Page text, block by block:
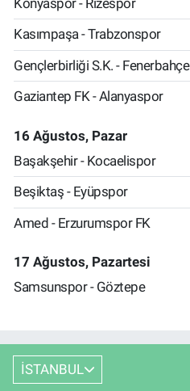
Kasımpaşa - Trabzonspor
Gençlerbirliği S.K. - Fenerbahçe
Gaziantep FK - Alanyaspor
16 Ağustos, Pazar
Başakşehir - Kocaelispor
Beşiktaş - Eyüpspor
Amed - Erzurumspor FK
17 Ağustos, Pazartesi
Samsunspor - Göztepe
İSTANBUL